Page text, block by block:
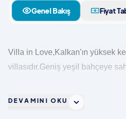
Genel Bakış Fiyat
Villa in Love,Kalkan'ın yüksek
villasıdır.Geniş yeşil bahçeye
DEVAMINI OKU